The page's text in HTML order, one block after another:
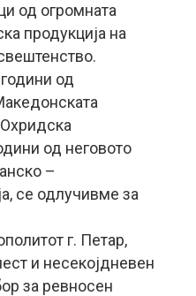
од огромната
продукција на
од
од неговото
–
се одлучивме за
г. Петар,
и несекојдневен
за ревносен